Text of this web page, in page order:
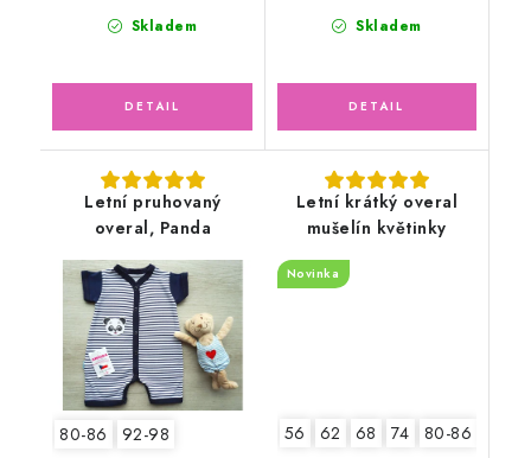
Skladem Skladem
Letní pruhovaný
overal, Panda
80-86 92-98
Letní krátký overal
mušelín květinky
Novinka
56 62 68 74 80-86